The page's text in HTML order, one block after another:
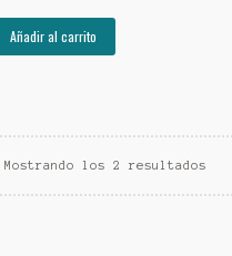
Añadir al carrito
Mostrando los 2 resultados